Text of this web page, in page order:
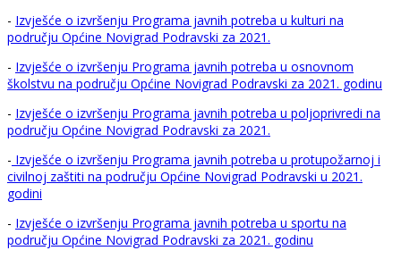
- Izvješće o izvršenju Programa javnih potreba u kulturi na
području Općine Novigrad Podravski za 2021.
- Izvješće o izvršenju Programa javnih potreba u osnovnom
školstvu na području Općine Novigrad Podravski za 2021. godinu
- Izvješće o izvršenju Programa javnih potreba u poljoprivredi na
području Općine Novigrad Podravski za 2021.
- Izvješće o izvršenju Programa javnih potreba u protupožarnoj i
civilnoj zaštiti na području Općine Novigrad Podravski u 2021.
godini
- Izvješće o izvršenju Programa javnih potreba u sportu na
području Općine Novigrad Podravski za 2021. godinu